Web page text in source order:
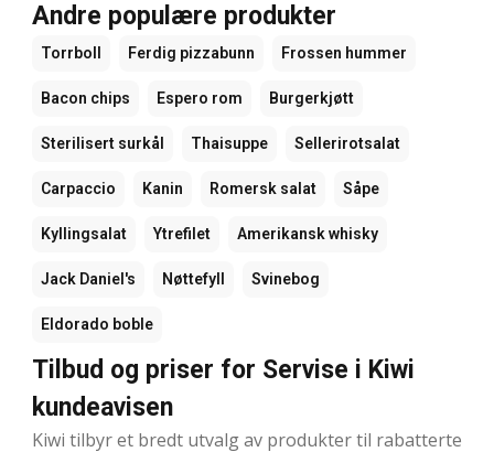
Andre populære produkter
Torrboll Ferdig pizzabunn Frossen hummer
Bacon chips Espero rom Burgerkjøtt
Sterilisert surkål Thaisuppe Sellerirotsalat
Carpaccio Kanin Romersk salat Såpe
Kyllingsalat Ytrefilet Amerikansk whisky
Jack Daniel's Nøttefyll Svinebog
Eldorado boble
Tilbud og priser for Servise i Kiwi
kundeavisen
Kiwi tilbyr et bredt utvalg av produkter til rabatterte